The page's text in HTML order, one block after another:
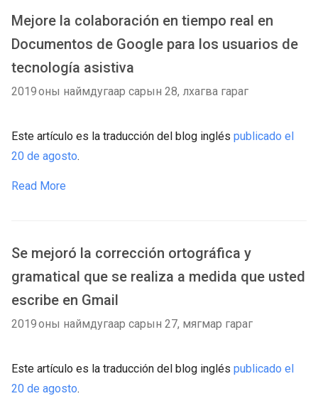
Mejore la colaboración en tiempo real en
Documentos de Google para los usuarios de
tecnología asistiva
2019 оны наймдугаар сарын 28, лхагва гараг
Este artículo es la traducción del blog inglés publicado el
20 de agosto.
Read More
Se mejoró la corrección ortográfica y
gramatical que se realiza a medida que usted
escribe en Gmail
2019 оны наймдугаар сарын 27, мягмар гараг
Este artículo es la traducción del blog inglés publicado el
20 de agosto.